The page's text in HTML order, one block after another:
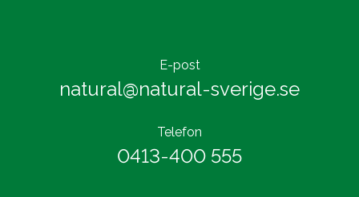
E-post
natural@natural-sverige.se
Telefon
0413-400 555